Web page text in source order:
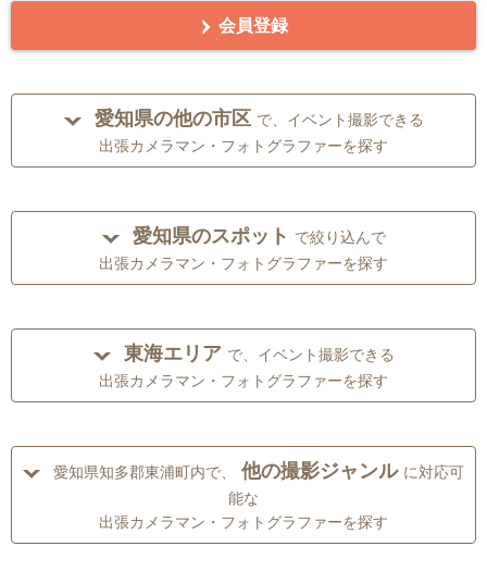
会員登録
愛知県の他の市区 で、イベント撮影できる
出張カメラマン・フォトグラファーを探す
愛知県のスポット で絞り込んで
出張カメラマン・フォトグラファーを探す
東海エリア で、イベント撮影できる
出張カメラマン・フォトグラファーを探す
愛知県知多郡東浦町内で、 他の撮影ジャンル に対応可
能な
出張カメラマン・フォトグラファーを探す